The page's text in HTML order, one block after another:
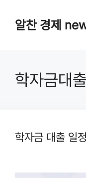
알찬 경제
학자금대
학자금 대출 일